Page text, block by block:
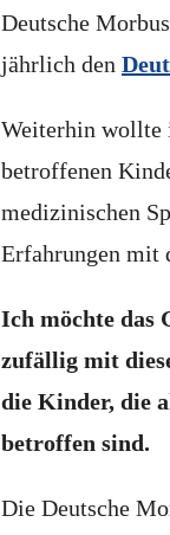
Deutsche
jährlich den
Weiterhin wollte
betroffenen
medizinischen
Erfahrungen mit
Ich möchte das
zufällig mit
die Kinder, die
betroffen sind.
Die Deutsche